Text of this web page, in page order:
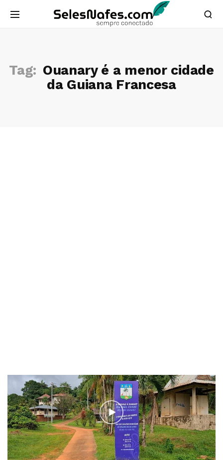
Tag: Ouanary é a menor cidade
da Guiana Francesa